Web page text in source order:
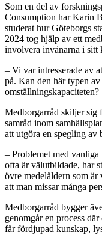
Som en del av
Consumption har Karin
studerat hur Göteborgs
2024 tog hjälp av ett
involvera invånarna i sitt
– Vi var intresserade av
på. Kan den här typen
omställningskapaciteten?
Medborgarråd skiljer sig
samråd inom
att utgöra en spegling av
– Problemet med
ofta är välutbildade, har
övre medelåldern som
att man missar många
Medborgarråd bygger
genomgår en process
får fördjupad kunskap,